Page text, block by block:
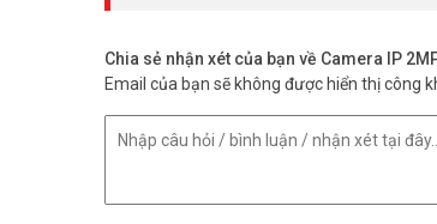
Chia sẻ nhận xét của bạn về Camera IP
Email của bạn sẽ không được hiển thị công